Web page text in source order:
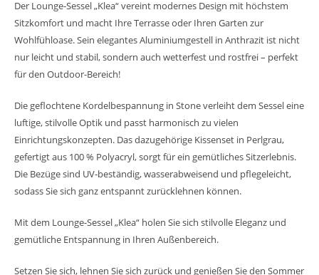
Der Lounge-Sessel „Klea“ vereint modernes Design mit höchstem
Sitzkomfort und macht Ihre Terrasse oder Ihren Garten zur
Wohlfühloase. Sein elegantes Aluminiumgestell in Anthrazit ist nicht
nur leicht und stabil, sondern auch wetterfest und rostfrei – perfekt
für den Outdoor-Bereich!
Die geflochtene Kordelbespannung in Stone verleiht dem Sessel eine
luftige, stilvolle Optik und passt harmonisch zu vielen
Einrichtungskonzepten. Das dazugehörige Kissenset in Perlgrau,
gefertigt aus 100 % Polyacryl, sorgt für ein gemütliches Sitzerlebnis.
Die Bezüge sind UV-beständig, wasserabweisend und pflegeleicht,
sodass Sie sich ganz entspannt zurücklehnen können.
Mit dem Lounge-Sessel „Klea“ holen Sie sich stilvolle Eleganz und
gemütliche Entspannung in Ihren Außenbereich.
Setzen Sie sich, lehnen Sie sich zurück und genießen Sie den Sommer